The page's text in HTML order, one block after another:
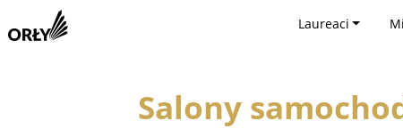
Laureaci
Salony